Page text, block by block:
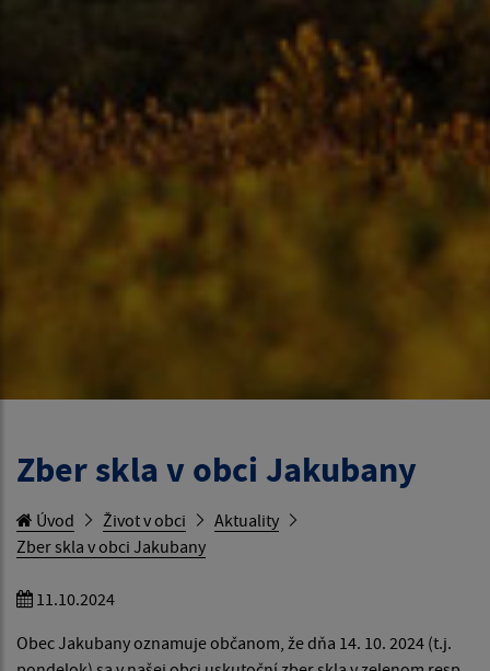
Zber skla v obci Jakubany
Úvod Život v obci
Aktuality
Zber skla v obci Jakubany
11.10.2024
Obec Jakubany oznamuje občanom, že dňa 14. 10. 2024 (t.j.